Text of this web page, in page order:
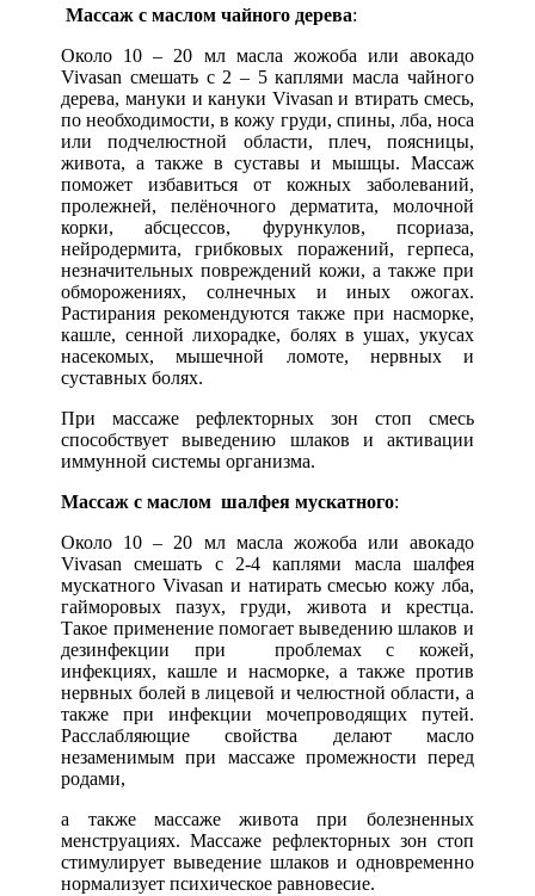
Массаж с маслом чайного дерева:
Около 10 – 20 мл масла жожоба или авокадо
Vivasan смешать с 2 – 5 каплями масла чайного
дерева, мануки и кануки Vivasan и втирать смесь,
по необходимости, в кожу груди, спины, лба, носа
или подчелюстной области, плеч, поясницы,
живота, а также в суставы и мышцы. Массаж
поможет избавиться от кожных заболеваний,
пролежней, пелёночного дерматита, молочной
корки, абсцессов, фурункулов, псориаза,
нейродермита, грибковых поражений, герпеса,
незначительных повреждений кожи, а также при
обморожениях, солнечных и иных ожогах.
Растирания рекомендуются также при насморке,
кашле, сенной лихорадке, болях в ушах, укусах
насекомых, мышечной ломоте, нервных и
суставных болях.
При массаже рефлекторных зон стоп смесь
способствует выведению шлаков и активации
иммунной системы организма.
Массаж с маслом шалфея мускатного:
Около 10 – 20 мл масла жожоба или авокадо
Vivasan смешать с 2-4 каплями масла шалфея
мускатного Vivasan и натирать смесью кожу лба,
гайморовых пазух, груди, живота и крестца.
Такое применение помогает выведению шлаков и
дезинфекции при проблемах с кожей,
инфекциях, кашле и насморке, а также против
нервных болей в лицевой и челюстной области, а
также при инфекции мочепроводящих путей.
Расслабляющие свойства делают масло
незаменимым при массаже промежности перед
родами,
а также массаже живота при болезненных
менструациях. Массаже рефлекторных зон стоп
стимулирует выведение шлаков и одновременно
нормализует психическое равновесие.